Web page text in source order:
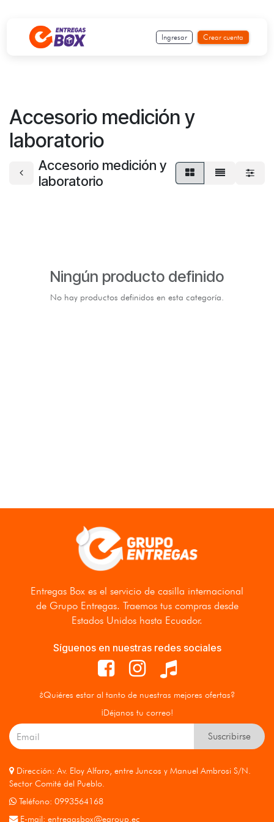
Ingresar Crear cuenta
Accesorio medición y
laboratorio
Accesorio medición y
laboratorio
Ningún producto definido
No hay productos definidos en esta categoría.
Entregas Box es el servicio de casilla internacional
de Grupo Entregas. Traemos tus compras desde
Estados Unidos hasta Ecuador.
Síguenos en nuestras redes sociales
¿Quiéres estar al tanto de nuestras mejores ofertas?
¡Déjanos tu correo!
Suscribirse
Dirección: Av. Eloy Alfaro, entre Juncos y Manuel Ambrosi S/N.
Sector Comité del Pueblo.
Teléfono: 0993564168
E-mail: entregasbox@egroup.ec